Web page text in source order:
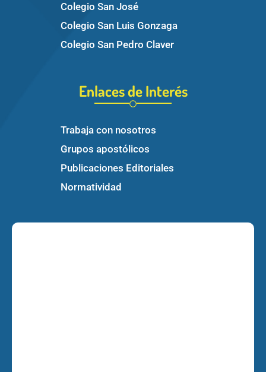
Colegio San José
Colegio San Luis Gonzaga
Colegio San Pedro Claver
Enlaces de Interés
Trabaja con nosotros
Grupos apostólicos
Publicaciones Editoriales
Normatividad